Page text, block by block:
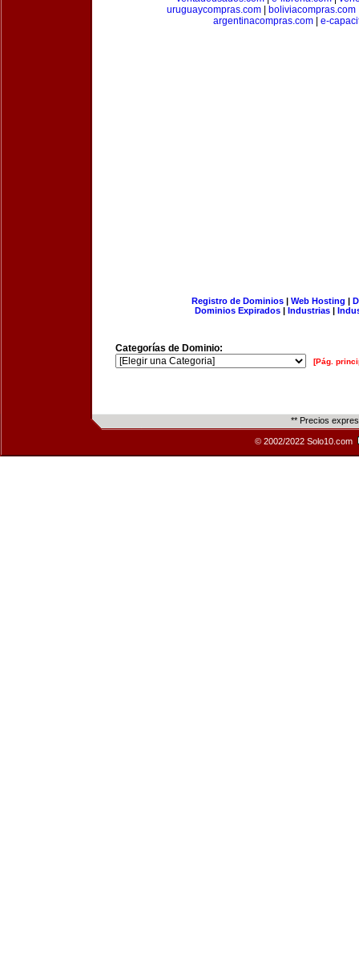
uruguaycompras.com| boliviacompras.com
argentinacompras.com
e-
Registro de Dominios| Web Hosting |
Dominios Expirados | Industrias |
Categorías de Dominio:
[Pág.
** Precios
© 2002/2022 Solo10.com